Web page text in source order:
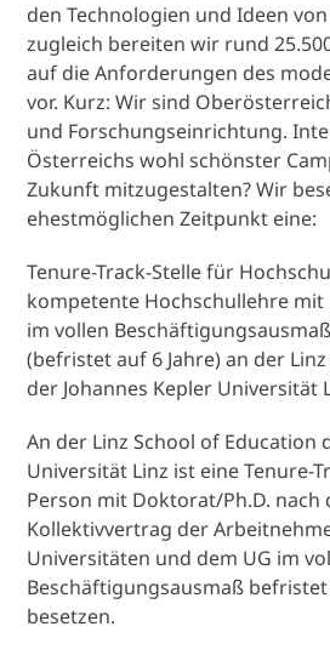
den Technologien und Ideen
zugleich bereiten wir rund
auf die Anforderungen des
vor. Kurz: Wir sind
und Forschungseinrichtung.
Österreichs wohl schönster
Zukunft mitzugestalten? Wir
ehestmöglichen Zeitpunkt eine:
Tenure-Track-Stelle für
kompetente Hochschullehre mit
im vollen Beschäftigungsausmaß
(befristet auf 6 Jahre) an der
der Johannes Kepler Universität
An der Linz School of Education
Universität Linz ist eine Tenure-
Person mit Doktorat/Ph.D. nach
Kollektivvertrag der
Universitäten und dem UG im
Beschäftigungsausmaß befristet
besetzen.